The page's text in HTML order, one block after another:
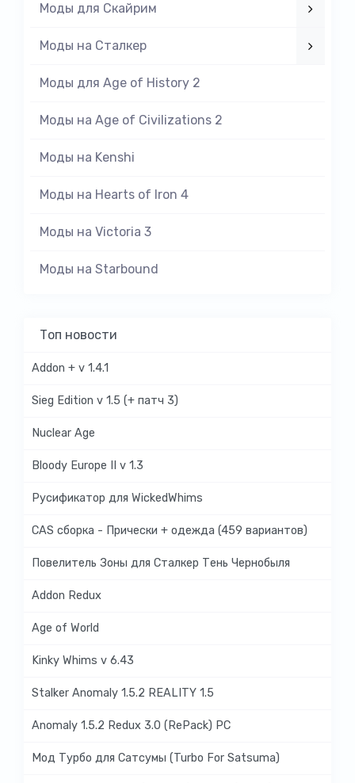
Моды для Скайрим
Моды на Cталкер
Моды для Age of History 2
Моды на Age of Civilizations 2
Моды на Kenshi
Моды на Hearts of Iron 4
Моды на Victoria 3
Моды на Starbound
Топ новости
Addon + v 1.4.1
Sieg Edition v 1.5 (+ патч 3)
Nuclear Age
Bloody Europe II v 1.3
Русификатор для WickedWhims
CAS сборка - Прически + одежда (459 вариантов)
Повелитель Зоны для Сталкер Тень Чернобыля
Addon Redux
Age of World
Kinky Whims v 6.43
Stalker Anomaly 1.5.2 REALITY 1.5
Anomaly 1.5.2 Redux 3.0 (RePack) PC
Мод Турбо для Сатсумы (Turbo For Satsuma)